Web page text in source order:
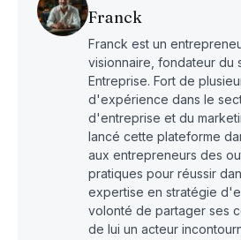
Franck
Franck est un
visionnaire, fondateur du
Entreprise. Fort de
d'expérience dans le
d'entreprise et du
lancé cette plateforme
aux entrepreneurs des
pratiques pour réussir
expertise en stratégie
volonté de partager ses
de lui un acteur